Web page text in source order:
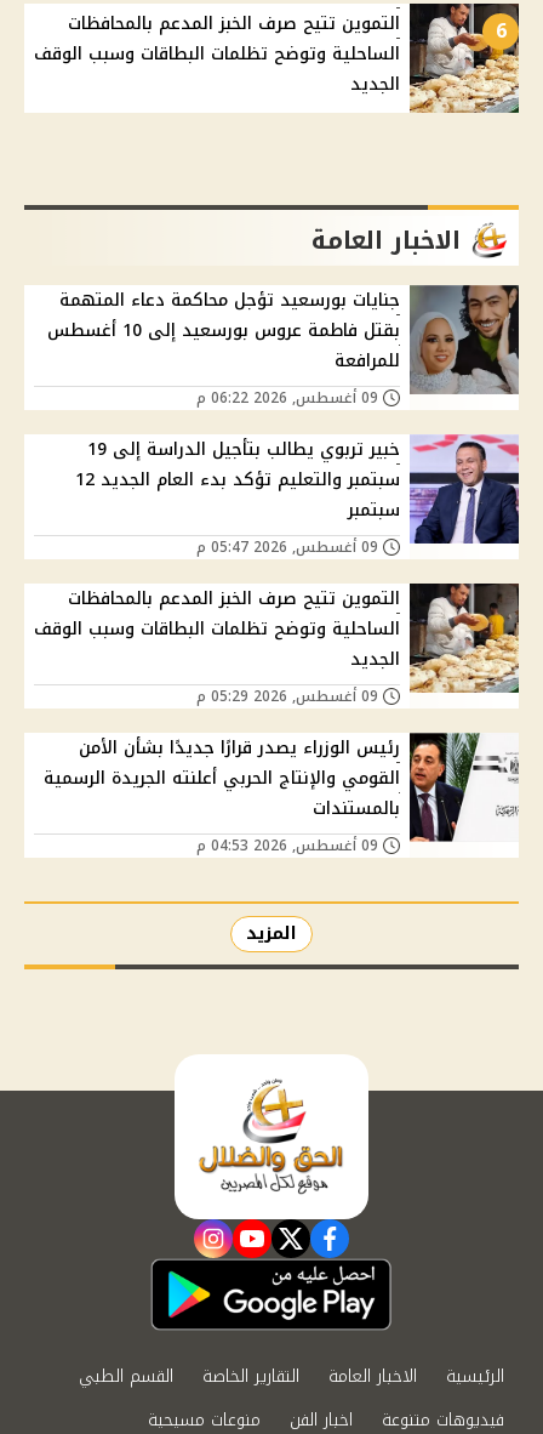
6
التموين تتيح صرف الخبز المدعم بالمحافظات
الساحلية وتوضح تظلمات البطاقات وسبب الوقف
الجديد
الاخبار العامة
جنايات بورسعيد تؤجل محاكمة دعاء المتهمة
بقتل فاطمة عروس بورسعيد إلى 10 أغسطس
للمرافعة
خبير تربوي يطالب بتأجيل الدراسة إلى 19
سبتمبر والتعليم تؤكد بدء العام الجديد 12
سبتمبر
التموين تتيح صرف الخبز المدعم بالمحافظات
الساحلية وتوضح تظلمات البطاقات وسبب الوقف
الجديد
رئيس الوزراء يصدر قرارًا جديدًا بشأن الأمن
القومي والإنتاج الحربي أعلنته الجريدة الرسمية
بالمستندات
المزيد
facebook
twitter
youtube
instagram
الرئيسية الاخبار العامة التقارير الخاصة
القسم الطبي
فيديوهات متنوعة
اخبار الفن منوعات مسيحية